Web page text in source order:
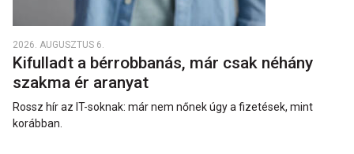
2026. AUGUSZTUS 6.
Kifulladt a bérrobbanás, már csak néhány
szakma ér aranyat
Rossz hír az IT-soknak: már nem nőnek úgy a fizetések, mint
korábban.